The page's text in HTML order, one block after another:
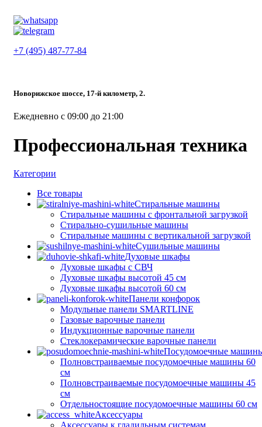
+7 (495) 487-77-84
Новорижское шоссе, 17-й километр, 2.
Ежедневно с 09:00 до 21:00
Профессиональная техника
Категории
Все товары
Стиральные машины
Стиральные машины с фронтальной загрузкой
Стирально-сушильные машины
Стиральные машины с вертикальной загрузкой
Сушильные машины
Духовые шкафы
Духовые шкафы с СВЧ
Духовые шкафы высотой 45 см
Духовые шкафы высотой 60 см
Панели конфорок
Модульные панели SMARTLINE
Газовые варочные панели
Индукционные варочные панели
Стеклокерамические варочные панели
Посудомоечные
Полновстраиваемые посудомоечные машины 60
см
Полновстраиваемые посудомоечные машины 45
см
Отдельностоящие посудомоечные машины 60 см
Аксессуары